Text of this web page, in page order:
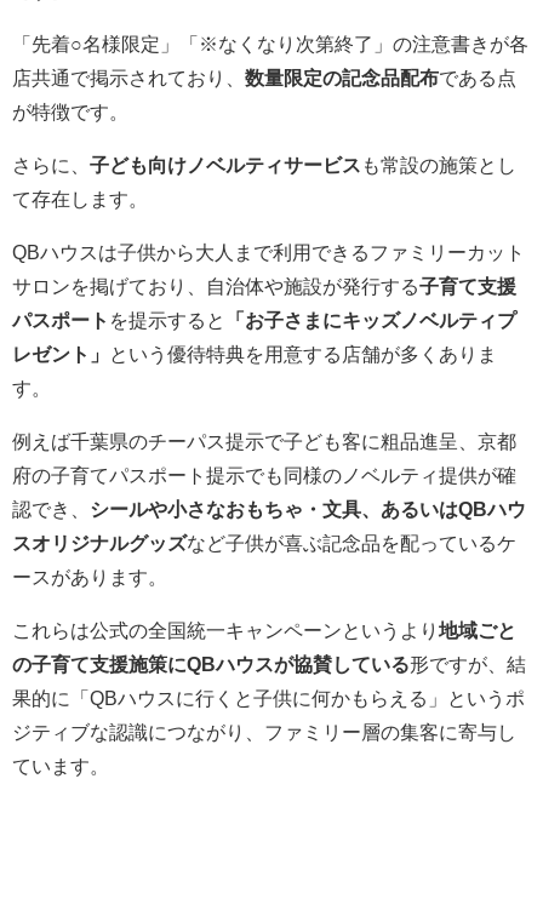
「先着○名様限定」「※なくなり次第終了」の注意書きが各
店共通で掲示されており、 数量限定の記念品配布である点
が特徴です。
さらに、 子ども向けノベルティサービス も常設の施策とし
て存在します。
QBハウスは子供から大人まで利用できるファミリーカット
サロンを掲げており、自治体や施設が発行する子育て支援
パスポート を提示すると
「お子さまにキッズノベルティプ
レゼント」
という優待特典を用意する店舗が多くありま
す。
例えば千葉県のチーパス提示で子ども客に粗品進呈、京都
府の子育てパスポート提示でも同様のノベルティ提供が確
認でき、 シールや小さなおもちゃ・文具、あるいはQBハウ
スオリジナルグッズなど子供が喜ぶ記念品を配っているケ
ースがあります。
これらは公式の全国統一キャンペーンというより 地域ごと
の子育て支援施策にQBハウスが協賛している形ですが、結
果的に「QBハウスに行くと子供に何かもらえる」というポ
ジティブな認識につながり、ファミリー層の集客に寄与し
ています。